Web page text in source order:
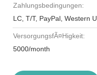
Zahlungsbedingungen:
LC, T/T, PayPal, Western
VersorgungsfÃ¤higkeit:
5000/month